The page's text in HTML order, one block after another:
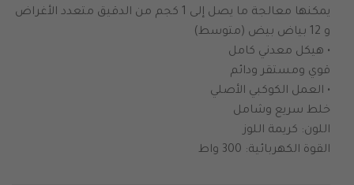
يمكنها معالجة ما يصل إلى 1 كجم من الدقيق متعدد الأغراض
و 12 بياض بيض (متوسط)
• هيكل معدني كامل
قوي ومستقر ودائم
• العمل الكوكبي الأصلي
خلط سريع وشامل
اللون: كريمة اللوز
القوة الكهربائية: 300 واط